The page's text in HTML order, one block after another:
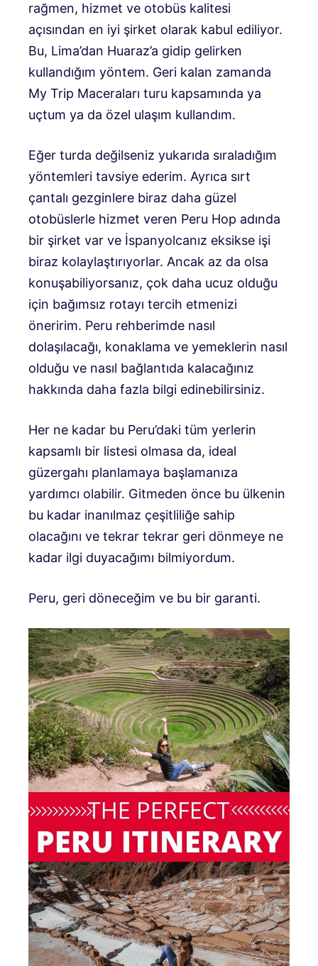
rağmen, hizmet ve otobüs kalitesi
açısından en iyi şirket olarak kabul ediliyor.
Bu, Lima’dan Huaraz’a gidip gelirken
kullandığım yöntem. Geri kalan zamanda
My Trip Maceraları turu kapsamında ya
uçtum ya da özel ulaşım kullandım.
Eğer turda değilseniz yukarıda sıraladığım
yöntemleri tavsiye ederim. Ayrıca sırt
çantalı gezginlere biraz daha güzel
otobüslerle hizmet veren Peru Hop adında
bir şirket var ve İspanyolcanız eksikse işi
biraz kolaylaştırıyorlar. Ancak az da olsa
konuşabiliyorsanız, çok daha ucuz olduğu
için bağımsız rotayı tercih etmenizi
öneririm. Peru rehberimde nasıl
dolaşılacağı, konaklama ve yemeklerin nasıl
olduğu ve nasıl bağlantıda kalacağınız
hakkında daha fazla bilgi edinebilirsiniz.
Her ne kadar bu Peru’daki tüm yerlerin
kapsamlı bir listesi olmasa da, ideal
güzergahı planlamaya başlamanıza
yardımcı olabilir. Gitmeden önce bu ülkenin
bu kadar inanılmaz çeşitliliğe sahip
olacağını ve tekrar tekrar geri dönmeye ne
kadar ilgi duyacağımı bilmiyordum.
Peru, geri döneceğim ve bu bir garanti.